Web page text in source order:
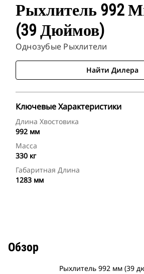
Рыхлитель 992
(39 Дюймов)
Однозубые Рыхлители
Найти Дилера
Ключевые Характеристики
Длина Хвостовика
992 мм
Масса
330 кг
Габаритная Длина
1283 мм
Обзор
Рыхлитель 992 мм (39